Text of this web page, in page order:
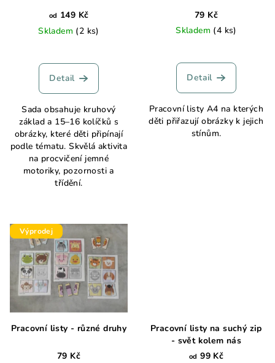
od 149 Kč
Skladem (2 ks)
Detail
Sada obsahuje kruhový
základ a 15–16 kolíčků s
obrázky, které děti připínají
podle tématu. Skvělá aktivita
na procvičení jemné
motoriky, pozornosti a
třídění.
79 Kč
Skladem (4 ks)
Detail
Pracovní listy A4 na kterých
děti přiřazují obrázky k jejich
stínům.
Výprodej
Pracovní listy - různé druhy
79 Kč
Pracovní listy na suchý zip
- svět kolem nás
od 99 Kč